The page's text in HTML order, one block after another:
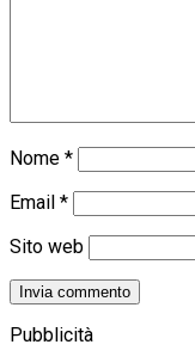
Nome *
Email *
Sito web
Pubblicità